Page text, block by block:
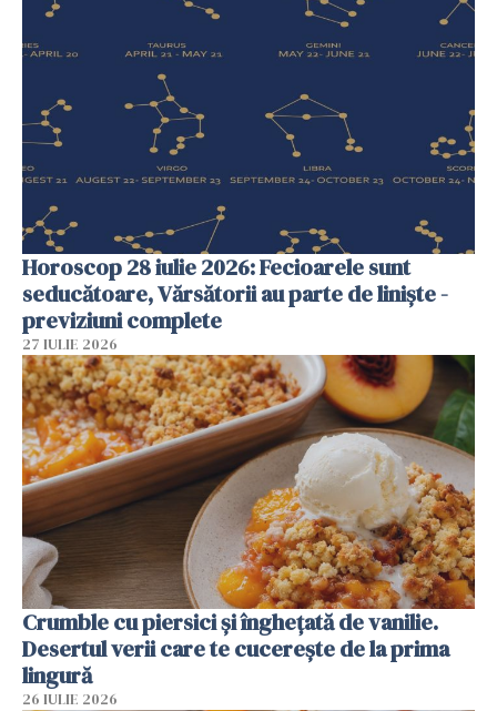
Horoscop 28 iulie 2026: Fecioarele sunt
seducătoare, Vărsătorii au parte de liniște -
previziuni complete
27 IULIE 2026
Crumble cu piersici și înghețată de vanilie.
Desertul verii care te cucerește de la prima
lingură
26 IULIE 2026